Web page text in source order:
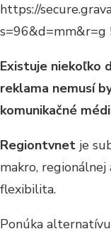
https://
s=96&d=mm&r=g
Existuje niekoľko
reklama nemusí
komunikačné
Regiontvnet je
makro, regionálnej
flexibilita.
Ponúka